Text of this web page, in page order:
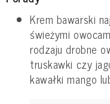
Krem bawarski
świeżymi
rodzaju drobne
truskawki czy
kawałki mango